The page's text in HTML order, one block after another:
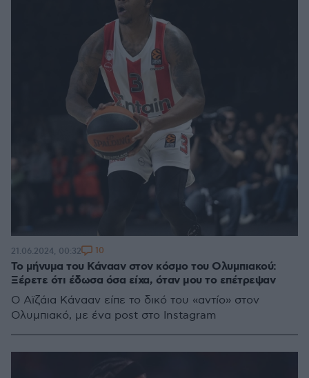
Το μήνυμα του Κάνααν στον κόσμο του Ολυμπιακού:
Ξέρετε ότι έδωσα όσα είχα, όταν μου το επέτρεψαν
Ο Αϊζάια Κάνααν είπε το δικό του «αντίο» στον
Ολυμπιακό, με ένα post στο Instagram
21.06.2024, 00:32 10